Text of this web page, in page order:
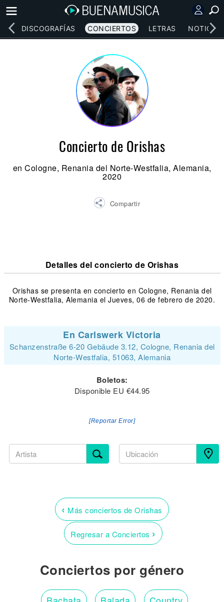
DISCOGRAFÍAS CONCIERTOS LETRAS NOTICIAS
Concierto de Orishas
en Cologne, Renania del Norte-Westfalia, Alemania,
2020
Compartir
Detalles del concierto de Orishas
Orishas se presenta en concierto en Cologne, Renania del
Norte-Westfalia, Alemania el Jueves, 06 de febrero de 2020.
En Carlswerk Victoria
Schanzenstraße 6-20 Gebäude 3.12, Cologne, Renania del
Norte-Westfalia, 51063, Alemania
Boletos:
Disponible EU €44.95
[Reportar Error]
‹ Más conciertos de Orishas
Regresar a Conciertos ›
Conciertos por género